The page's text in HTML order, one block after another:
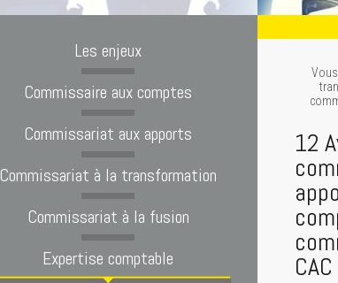
12
Les enjeux
Commissaire aux comptes
Commissariat aux apports
Commissariat à la transformation
Commissariat à la fusion
Expertise comptable